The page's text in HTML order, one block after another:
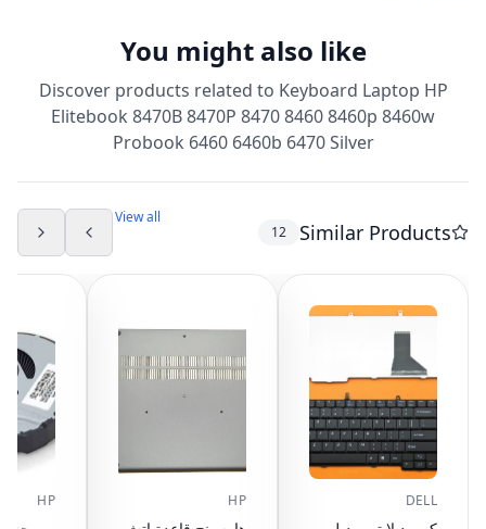
You might also like
Discover products related to Keyboard Laptop HP
Elitebook 8470B 8470P 8470 8460 8460p 8460w
Probook 6460 6460b 6470 Silver
Similar Products
12
View all
DELL
HP
HP